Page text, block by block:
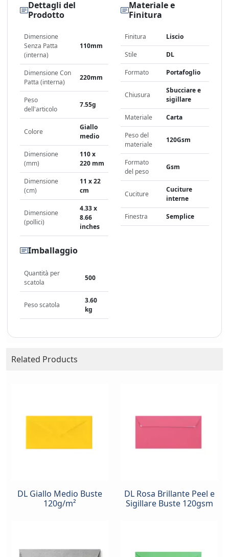
Dettagli del
Prodotto
Dimensione
Senza Patta
(interna)
110mm
Dimensione Con
Patta (interna)
220mm
Peso
dell'articolo
7.55g
Colore
Giallo
medio
Dimensione
(mm)
110 x
220 mm
Dimensione
(cm)
11 x 22
cm
Dimensione
(pollici)
4.33 x
8.66
inches
Materiale e
Finitura
Finitura Liscio
Stile DL
Formato Portafoglio
Chiusura
Sbucciare e
sigillare
Materiale Carta
Peso del
materiale
120Gsm
Formato
del peso
Gsm
Cuciture
Cuciture
interne
Finestra Semplice
Imballaggio
Quantità per
scatola
500
Peso scatola
3.60
kg
Related Products
DL Giallo Medio Buste
120g/m²
DL Rosa Brillante Peel e
Sigillare Buste 120gsm